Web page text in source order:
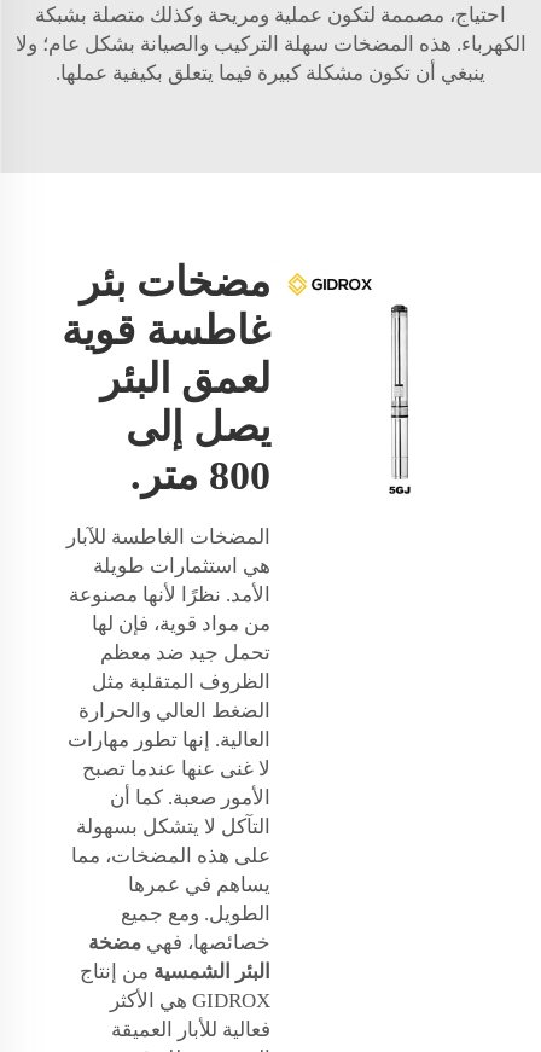
احتياج، مصممة لتكون عملية ومريحة وكذلك متصلة بشبكة
الكهرباء. هذه المضخات سهلة التركيب والصيانة بشكل عام؛ ولا
ينبغي أن تكون مشكلة كبيرة فيما يتعلق بكيفية عملها.
مضخات بئر
غاطسة قوية
لعمق البئر
يصل إلى
800 متر.
المضخات الغاطسة للآبار
هي استثمارات طويلة
الأمد. نظرًا لأنها مصنوعة
من مواد قوية، فإن لها
تحمل جيد ضد معظم
الظروف المتقلبة مثل
الضغط العالي والحرارة
العالية. إنها تطور مهارات
لا غنى عنها عندما تصبح
الأمور صعبة. كما أن
التآكل لا يتشكل بسهولة
على هذه المضخات، مما
يساهم في عمرها
الطويل. ومع جميع
خصائصها، فهي مضخة
البئر الشمسية من إنتاج
GIDROX هي الأكثر
فعالية للأبار العميقة